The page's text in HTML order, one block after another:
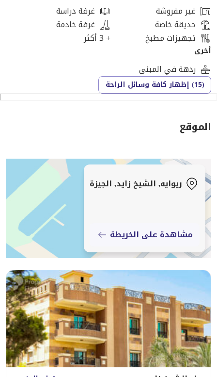
غير مفروشة
غرفة دراسة
حديقة خاصة
غرفة خادمة
تجهيزات مطبخ
+ 3 أكثر
أخرى
ردهة في المبنى
(15) إظهار كافة وسائل الراحة
الموقع
ريوايه, الشيخ زايد, الجيزة
مشاهدة على الخريطة